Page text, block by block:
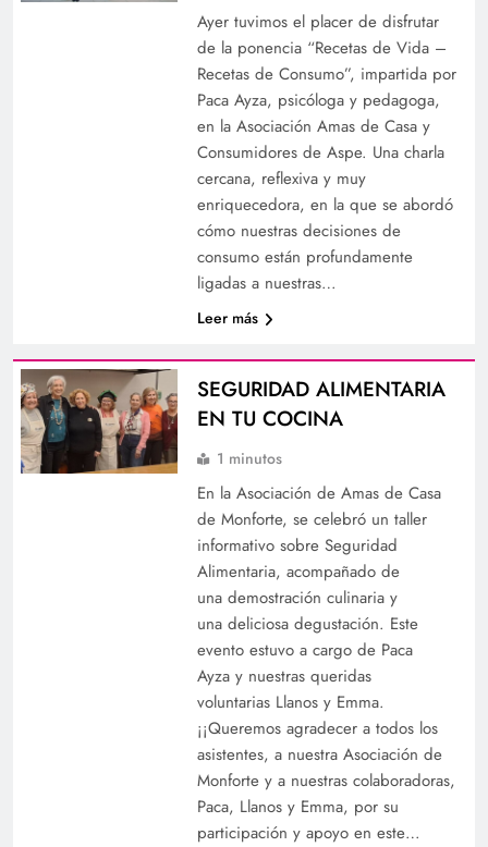
Ayer tuvimos el placer de disfrutar
de la ponencia “Recetas de Vida –
Recetas de Consumo”, impartida por
Paca Ayza, psicóloga y pedagoga,
en la Asociación Amas de Casa y
Consumidores de Aspe. Una charla
cercana, reflexiva y muy
enriquecedora, en la que se abordó
cómo nuestras decisiones de
consumo están profundamente
ligadas a nuestras…
Leer más
SEGURIDAD ALIMENTARIA
EN TU COCINA
1 minutos
En la Asociación de Amas de Casa
de Monforte, se celebró un taller
informativo sobre Seguridad
Alimentaria, acompañado de
una demostración culinaria y
una deliciosa degustación. Este
evento estuvo a cargo de Paca
Ayza y nuestras queridas
voluntarias Llanos y Emma.
¡¡Queremos agradecer a todos los
asistentes, a nuestra Asociación de
Monforte y a nuestras colaboradoras,
Paca, Llanos y Emma, por su
participación y apoyo en este…